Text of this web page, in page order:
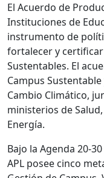
El Acuerdo de
Instituciones de
instrumento de
fortalecer y
Sustentables. El
Campus
Cambio Climático,
ministerios de
Energía.
Bajo la Agenda 20-
APL posee cinco